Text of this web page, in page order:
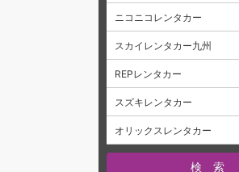
ニコニコレンタカー
スカイレンタカー九州
REPレンタカー
スズキレンタカー
オリックスレンタカー